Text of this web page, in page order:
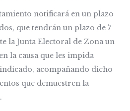
notificará en un plazo
que tendrán un plazo de 7
la Junta Electoral de Zona un
la causa que les impida
acompañando dicho
que demuestren la